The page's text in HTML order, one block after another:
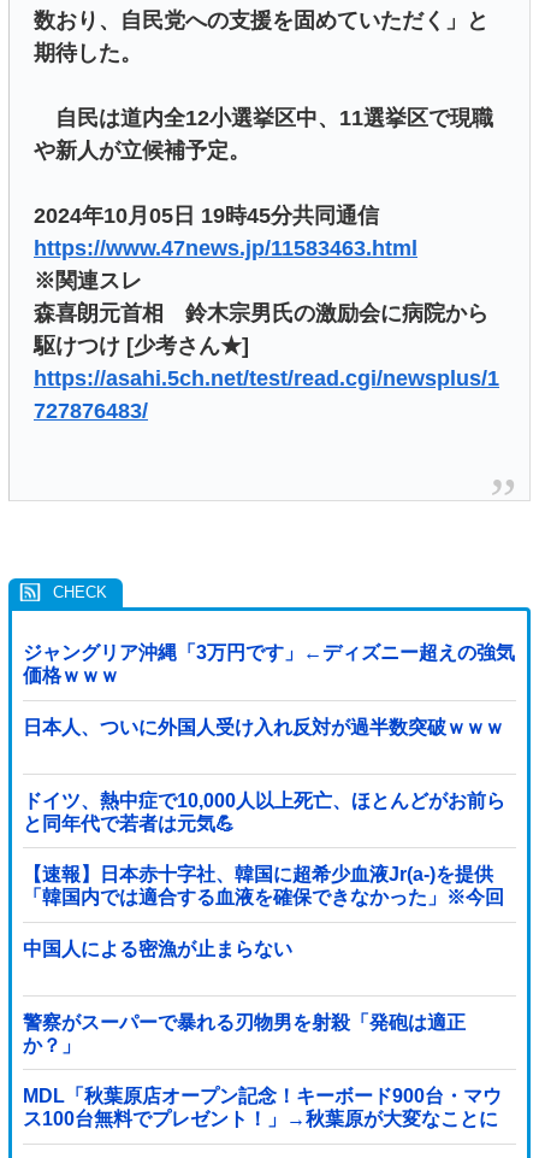
数おり、自民党への支援を固めていただく」と
期待した。
自民は道内全12小選挙区中、11選挙区で現職
や新人が立候補予定。
2024年10月05日 19時45分共同通信
https://www.47news.jp/11583463.html
※関連スレ
森喜朗元首相 鈴木宗男氏の激励会に病院から
駆けつけ [少考さん★]
https://asahi.5ch.net/test/read.cgi/newsplus/1
727876483/
ジャングリア沖縄「3万円です」←ディズニー超えの強気
価格ｗｗｗ
日本人、ついに外国人受け入れ反対が過半数突破ｗｗｗ
ドイツ、熱中症で10,000人以上死亡、ほとんどがお前ら
と同年代で若者は元気💪
【速報】日本赤十字社、韓国に超希少血液Jr(a-)を提供
「韓国内では適合する血液を確保できなかった」※今回
で4回目
中国人による密漁が止まらない
警察がスーパーで暴れる刃物男を射殺「発砲は適正
か？」
MDL「秋葉原店オープン記念！キーボード900台・マウ
ス100台無料でプレゼント！」→秋葉原が大変なことに
なってしまう